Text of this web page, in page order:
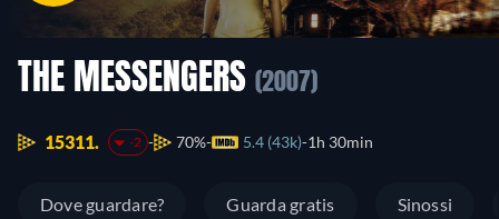
THE MESSENGERS (2007)
15311. -2 70% 5.4 (43k) 1h 30min
Dove guardare? Guarda gratis Sinossi